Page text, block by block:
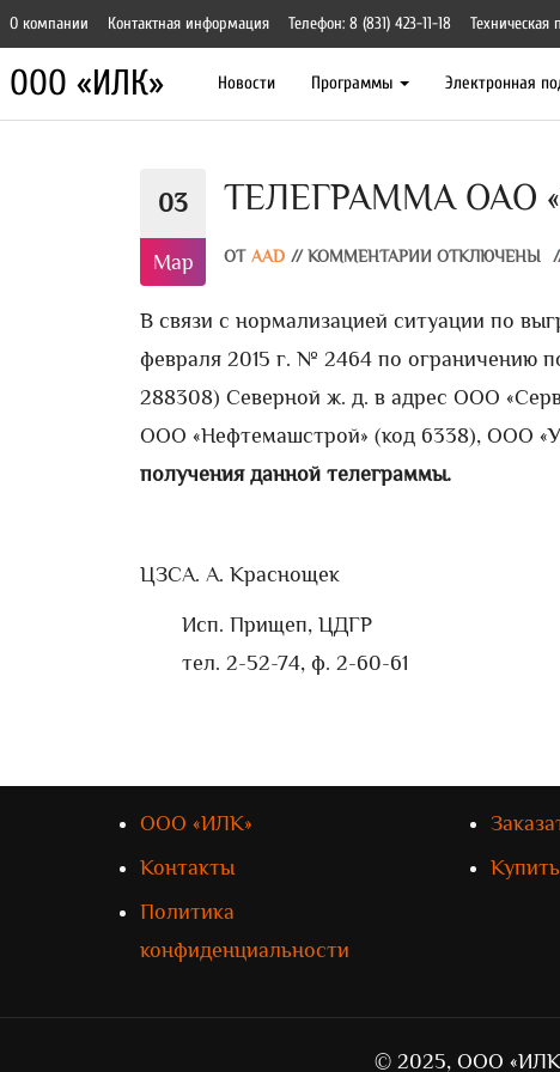
О компании Контактная информация Телефон: 8 (831) 423-11-18
ООО «ИЛК» Новости Программы Электронная
03
Мар
ТЕЛЕГРАММА ОАО
ОТ AAD // КОММЕНТАРИИ ОТКЛЮЧЕНЫ
В связи с нормализацией ситуации по
февраля 2015 г. № 2464 по ограничению
288308) Северной ж. д. в адрес ООО
ООО «Нефтемашстрой» (код 6338), ООО
получения данной телеграммы.
ЦЗСА. А. Краснощек
Исп. Прищеп, ЦДГР
тел. 2-52-74, ф. 2-60-61
ООО «ИЛК»
Контакты
Политика
конфиденциальности
© 2025, ООО